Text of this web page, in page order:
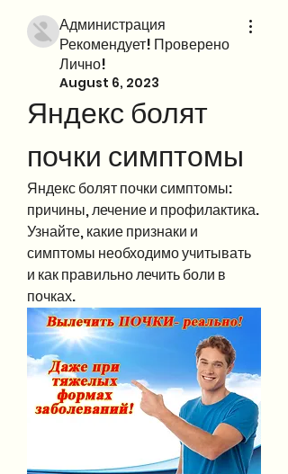
Администрация
Рекомендует! Проверено
Лично!
August 6, 2023
Яндекс болят
почки симптомы
Яндекс болят почки симптомы:
причины, лечение и профилактика.
Узнайте, какие признаки и
симптомы необходимо учитывать
и как правильно лечить боли в
почках.